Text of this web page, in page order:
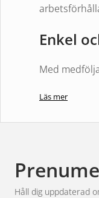
Enkel
Med
flexibiliteten
LED
Läs mer
Håll dig uppdaterad